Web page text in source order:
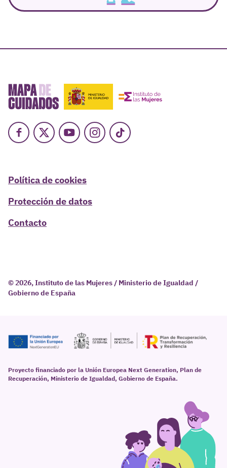
Facebook
X YoutubeInstagram
TikTok
Política de cookies
Protección de datos
Contacto
© 2026, Instituto de las Mujeres / Ministerio de Igualdad /
Gobierno de España
Proyecto financiado por la Unión Europea Next Generation, Plan de
Recuperación, Ministerio de Igualdad, Gobierno de España.